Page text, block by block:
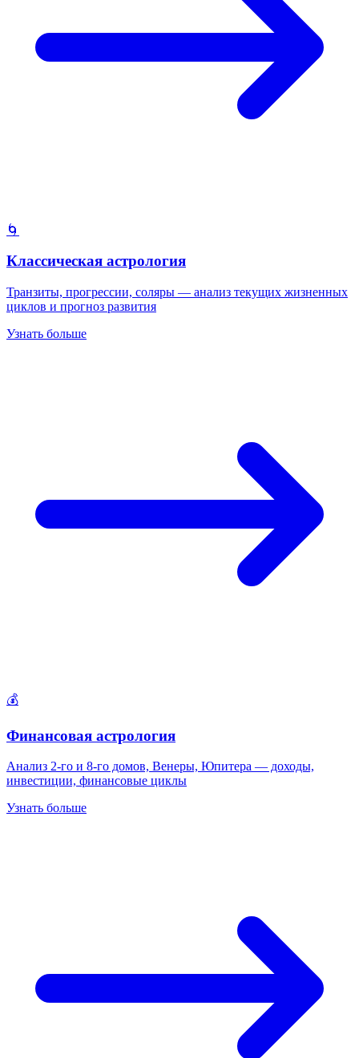
🌀
Классическая астрология
Транзиты, прогрессии, соляры — анализ текущих жизненных
циклов и прогноз развития
Узнать больше
💰
Финансовая астрология
Анализ 2-го и 8-го домов, Венеры, Юпитера — доходы,
инвестиции, финансовые циклы
Узнать больше